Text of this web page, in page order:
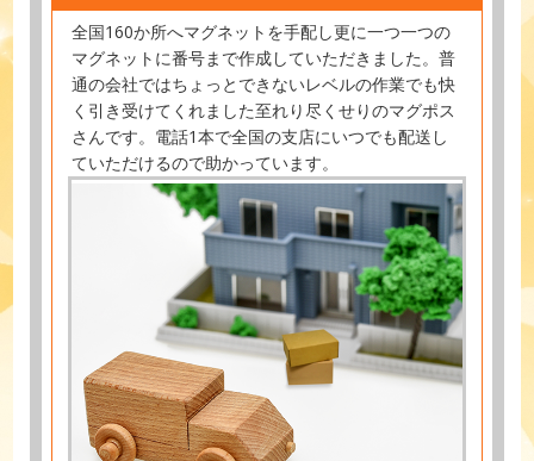
全国160か所へマグネットを手配し更に一つ一つの
マグネットに番号まで作成していただきました。普
通の会社ではちょっとできないレベルの作業でも快
く引き受けてくれました至れり尽くせりのマグポス
さんです。電話1本で全国の支店にいつでも配送し
ていただけるので助かっています。